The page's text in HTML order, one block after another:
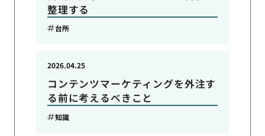
整理する
台所
コンテンツマーケティングを外注す
る前に考えるべきこと
2026.04.25
知識